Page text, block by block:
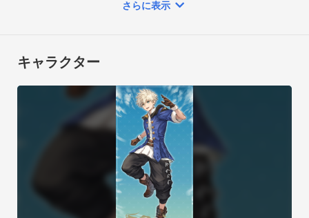
酒場の裏の畑で種を植えよう。実ったら収穫し、新鮮な野菜を
良い釣りスポットを見つけたら、のんびり糸を垂らして魚釣
集めた食材で料理を作ろう。
さらに表示
キャラクター